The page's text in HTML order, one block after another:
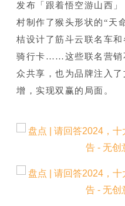
发布「跟着悟空游山西
村制作了猴头形状的“天
桔设计了筋斗云联名车
骑行卡……这些联名营销
众共享，也为品牌注入
增，实现双赢的局面。